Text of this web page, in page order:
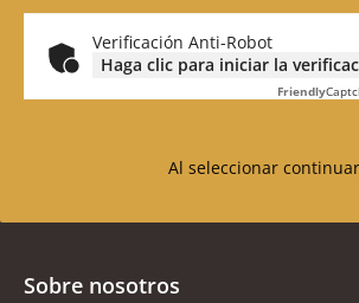
Verificación Anti-Robot
Haga clic para iniciar la
Friendly
Al seleccionar
Sobre nosotros